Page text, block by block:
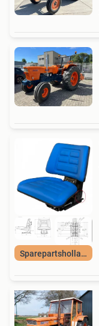
Sparepartsholland